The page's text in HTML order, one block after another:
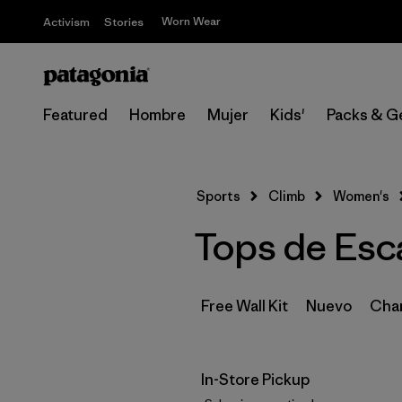
Activism Stories Worn Wear
Featured Hombre Mujer Kids' Packs &
Sports Climb Women's
Tops de
Free Wall Kit Nuevo
In-Store Pickup